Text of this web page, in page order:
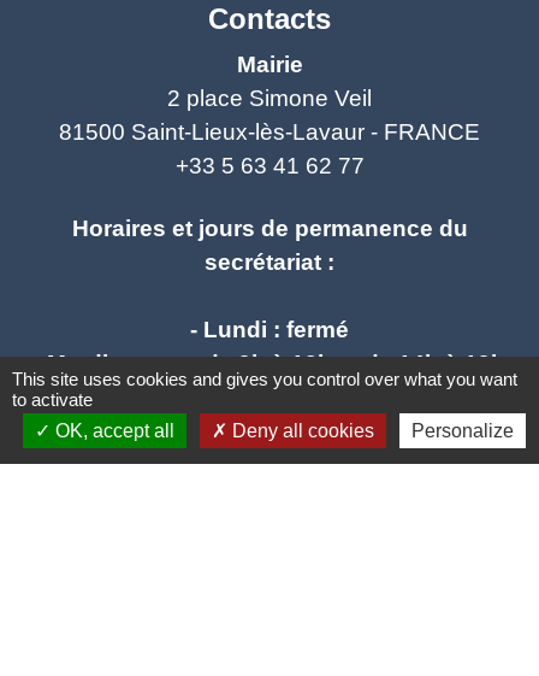
Contacts
Mairie
2 place Simone Veil
81500 Saint-Lieux-lès-Lavaur - FRANCE
+33 5 63 41 62 77
Horaires et jours de permanence du
secrétariat :
- Lundi : fermé
- Mardi : ouvert de 9h à 12h et de 14h à 19h
- Mercredi : ouvert de 9h à 12h - fermé l'après
midi
- Jeudi : ouvert de 9h à 12h et de 14h à 17h
This site uses cookies and gives you control over what you want
to activate
OK, accept all
Deny all cookies Personalize